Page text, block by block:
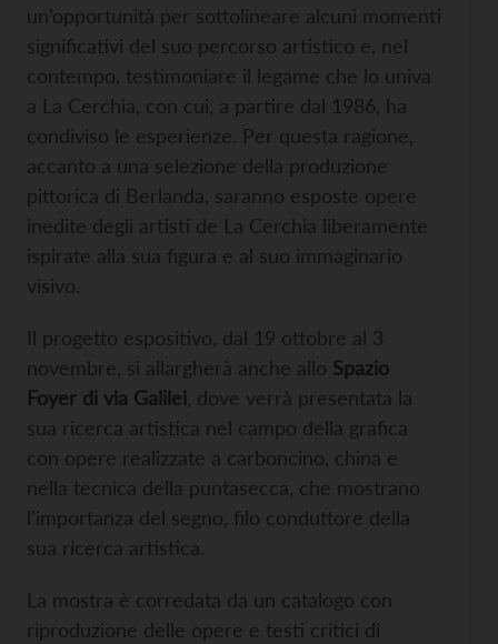
un’opportunità per sottolineare alcuni momenti
significativi del suo percorso artistico e, nel
contempo, testimoniare il legame che lo univa
a La Cerchia, con cui, a partire dal 1986, ha
condiviso le esperienze. Per questa ragione,
accanto a una selezione della produzione
pittorica di Berlanda, saranno esposte opere
inedite degli artisti de La Cerchia liberamente
ispirate alla sua figura e al suo immaginario
visivo.
Il progetto espositivo, dal 19 ottobre al 3
novembre, si allargherà anche allo Spazio
Foyer di via Galilei , dove verrà presentata la
sua ricerca artistica nel campo della grafica
con opere realizzate a carboncino, china e
nella tecnica della puntasecca, che mostrano
l’importanza del segno, filo conduttore della
sua ricerca artistica.
La mostra è corredata da un catalogo con
riproduzione delle opere e testi critici di